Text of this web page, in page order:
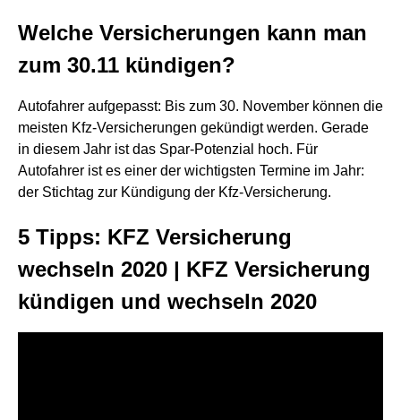
Welche Versicherungen kann man
zum 30.11 kündigen?
Autofahrer aufgepasst: Bis zum 30. November können die
meisten Kfz-Versicherungen gekündigt werden. Gerade
in diesem Jahr ist das Spar-Potenzial hoch. Für
Autofahrer ist es einer der wichtigsten Termine im Jahr:
der Stichtag zur Kündigung der Kfz-Versicherung.
5 Tipps: KFZ Versicherung
wechseln 2020 | KFZ Versicherung
kündigen und wechseln 2020